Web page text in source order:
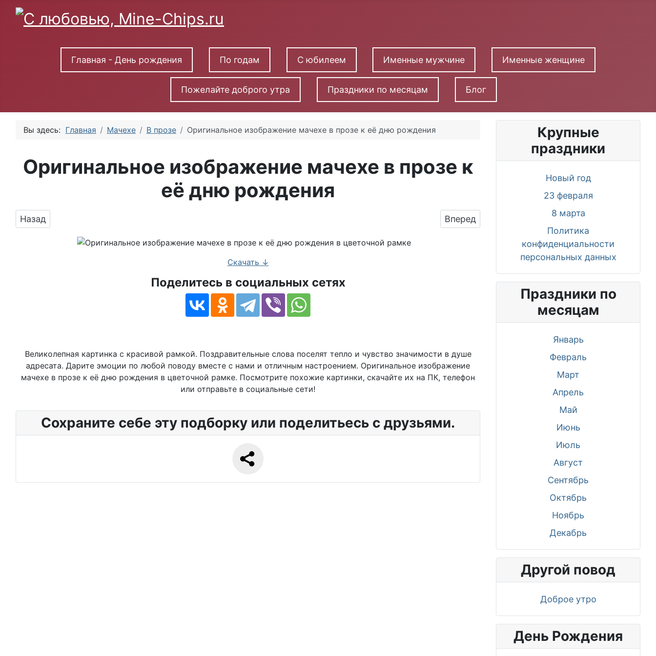
Главная - День рождения По годам С юбилеем Именные мужчине Именные женщине
Пожелайте доброго утра Праздники по месяцам Блог
Вы здесь: Главная Мачехе В прозе Оригинальное изображение мачехе в прозе к её дню рождения
Оригинальное изображение мачехе в прозе к
её дню рождения
Предыдущий: Картинка с поздравлением в прозе в честь дня рождения на прекрасном фоне для мачехи
Назад Следующий: Поздравляем с Днём Рождения,
Вперед
Скачать ↓
Поделитесь в социальных сетях
Великолепная картинка с красивой рамкой. Поздравительные слова поселят тепло и чувство значимости в душе
адресата. Дарите эмоции по любой поводу вместе с нами и отличным настроением. Оригинальное изображение
мачехе в прозе к её дню рождения в цветочной рамке. Посмотрите похожие картинки, скачайте их на ПК, телефон
или отправьте в социальные сети!
Сохраните себе эту подборку или поделитьесь с друзьями.
Крупные
праздники
Новый год
23 февраля
8 марта
Политика
конфиденциальности
персональных данных
Праздники по
месяцам
Январь
Февраль
Март
Апрель
Май
Июнь
Июль
Август
Сентябрь
Октябрь
Ноябрь
Декабрь
Другой повод
Доброе утро
День Рождения